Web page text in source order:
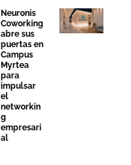
Neuronis
Coworking
abre sus
puertas en
Campus
Myrtea
para
impulsar
el
networkin
g
empresari
al